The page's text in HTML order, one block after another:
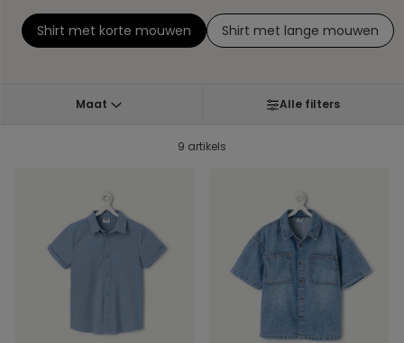
Shirt met korte mouwen Shirt met lange mouwen
Maat Alle filters
9 artikels